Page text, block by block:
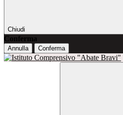
Chiudi
Conferma
Annulla Conferma